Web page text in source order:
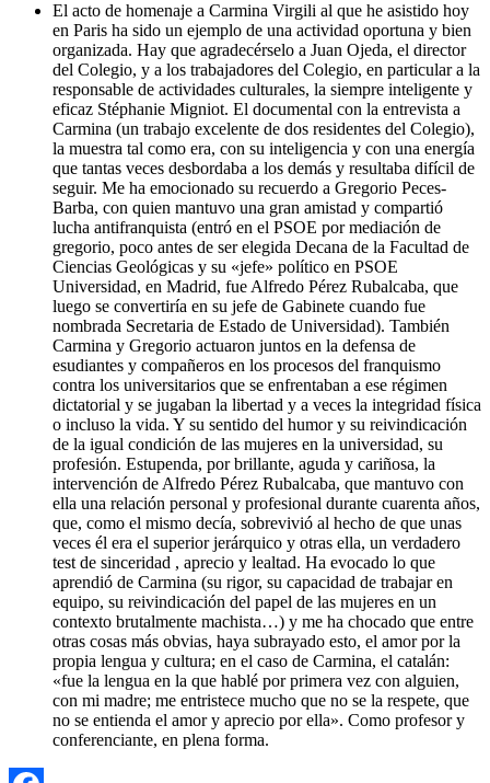
El acto de homenaje a Carmina Virgili al que he asistido hoy
en Paris ha sido un ejemplo de una actividad oportuna y bien
organizada. Hay que agradecérselo a Juan Ojeda, el director
del Colegio, y a los trabajadores del Colegio, en particular a la
responsable de actividades culturales, la siempre inteligente y
eficaz Stéphanie Migniot. El documental con la entrevista a
Carmina (un trabajo excelente de dos residentes del Colegio),
la muestra tal como era, con su inteligencia y con una energía
que tantas veces desbordaba a los demás y resultaba difícil de
seguir. Me ha emocionado su recuerdo a Gregorio Peces-
Barba, con quien mantuvo una gran amistad y compartió
lucha antifranquista (entró en el PSOE por mediación de
gregorio, poco antes de ser elegida Decana de la Facultad de
Ciencias Geológicas y su «jefe» político en PSOE
Universidad, en Madrid, fue Alfredo Pérez Rubalcaba, que
luego se convertiría en su jefe de Gabinete cuando fue
nombrada Secretaria de Estado de Universidad). También
Carmina y Gregorio actuaron juntos en la defensa de
esudiantes y compañeros en los procesos del franquismo
contra los universitarios que se enfrentaban a ese régimen
dictatorial y se jugaban la libertad y a veces la integridad física
o incluso la vida. Y su sentido del humor y su reivindicación
de la igual condición de las mujeres en la universidad, su
profesión. Estupenda, por brillante, aguda y cariñosa, la
intervención de Alfredo Pérez Rubalcaba, que mantuvo con
ella una relación personal y profesional durante cuarenta años,
que, como el mismo decía, sobrevivió al hecho de que unas
veces él era el superior jerárquico y otras ella, un verdadero
test de sinceridad , aprecio y lealtad. Ha evocado lo que
aprendió de Carmina (su rigor, su capacidad de trabajar en
equipo, su reivindicación del papel de las mujeres en un
contexto brutalmente machista…) y me ha chocado que entre
otras cosas más obvias, haya subrayado esto, el amor por la
propia lengua y cultura; en el caso de Carmina, el catalán:
«fue la lengua en la que hablé por primera vez con alguien,
con mi madre; me entristece mucho que no se la respete, que
no se entienda el amor y aprecio por ella». Como profesor y
conferenciante, en plena forma.